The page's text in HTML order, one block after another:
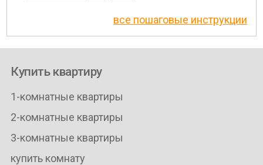
все пошаговые инструкции
Купить квартиру
1-комнатные квартиры
2-комнатные квартиры
3-комнатные квартиры
купить комнату